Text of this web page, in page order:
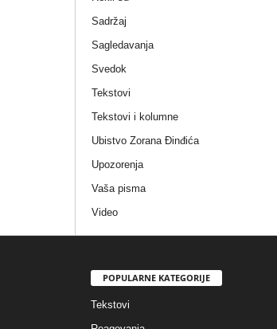
Sadržaj
Sagledavanja
Svedok
Tekstovi
Tekstovi i kolumne
Ubistvo Zorana Đinđića
Upozorenja
Vaša pisma
Video
POPULARNE KATEGORIJE
Tekstovi